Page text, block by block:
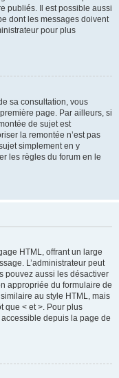
publiés. Il est possible aussi
dont les messages doivent
pour plus
sa consultation, vous
page. Par ailleurs, si
de sujet est
la remontée n’est pas
simplement en y
les règles du forum en le
HTML, offrant un large
L’administrateur peut
pouvez aussi les désactiver
appropriée du formulaire de
au style HTML, mais
que < et >. Pour plus
depuis la page de